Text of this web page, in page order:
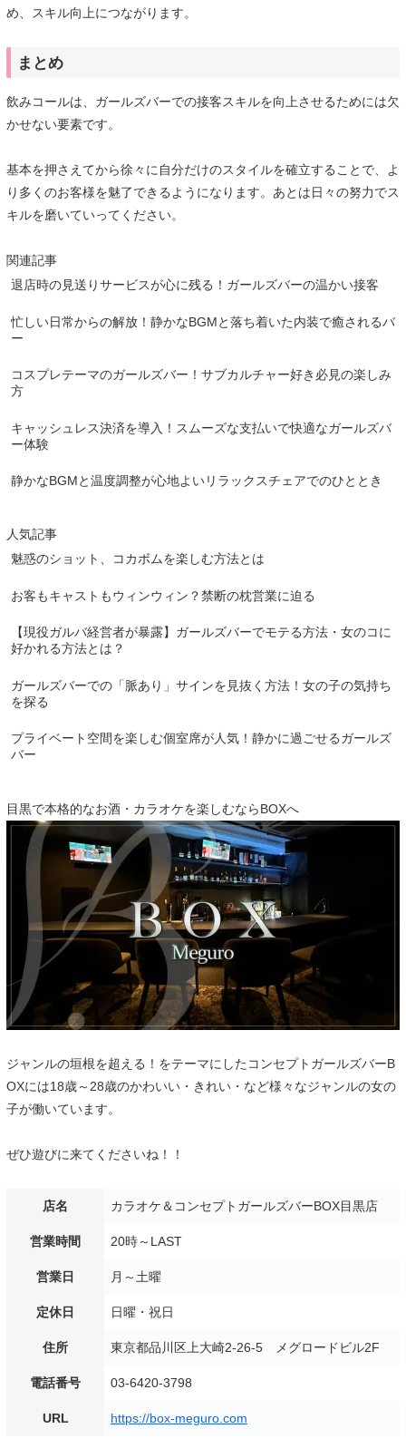
め、スキル向上につながります。
まとめ
飲みコールは、ガールズバーでの接客スキルを向上させるためには欠
かせない要素です。
基本を押さえてから徐々に自分だけのスタイルを確立することで、よ
り多くのお客様を魅了できるようになります。あとは日々の努力でス
キルを磨いていってください。
関連記事
退店時の見送りサービスが心に残る！ガールズバーの温かい接客
忙しい日常からの解放！静かなBGMと落ち着いた内装で癒されるバ
ー
コスプレテーマのガールズバー！サブカルチャー好き必見の楽しみ
方
キャッシュレス決済を導入！スムーズな支払いで快適なガールズバ
ー体験
静かなBGMと温度調整が心地よいリラックスチェアでのひととき
人気記事
魅惑のショット、コカボムを楽しむ方法とは
お客もキャストもウィンウィン？禁断の枕営業に迫る
【現役ガルバ経営者が暴露】ガールズバーでモテる方法・女のコに
好かれる方法とは？
ガールズバーでの「脈あり」サインを見抜く方法！女の子の気持ち
を探る
プライベート空間を楽しむ個室席が人気！静かに過ごせるガールズ
バー
目黒で本格的なお酒・カラオケを楽しむならBOXへ
ジャンルの垣根を超える！をテーマにしたコンセプトガールズバーB
OXには18歳～28歳のかわいい・きれい・など様々なジャンルの女の
子が働いています。
ぜひ遊びに来てくださいね！！
店名 カラオケ＆コンセプトガールズバーBOX目黒店
営業時間 20時～LAST
営業日 月～土曜
定休日 日曜・祝日
住所 東京都品川区上大崎2-26-5 メグロードビル2F
電話番号 03-6420-3798
URL https://box-meguro.com